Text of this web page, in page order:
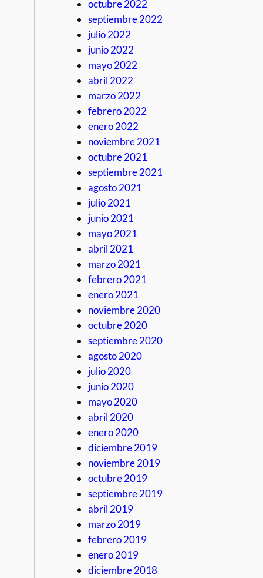
octubre 2022
septiembre 2022
julio 2022
junio 2022
mayo 2022
abril 2022
marzo 2022
febrero 2022
enero 2022
noviembre 2021
octubre 2021
septiembre 2021
agosto 2021
julio 2021
junio 2021
mayo 2021
abril 2021
marzo 2021
febrero 2021
enero 2021
noviembre 2020
octubre 2020
septiembre 2020
agosto 2020
julio 2020
junio 2020
mayo 2020
abril 2020
enero 2020
diciembre 2019
noviembre 2019
octubre 2019
septiembre 2019
abril 2019
marzo 2019
febrero 2019
enero 2019
diciembre 2018